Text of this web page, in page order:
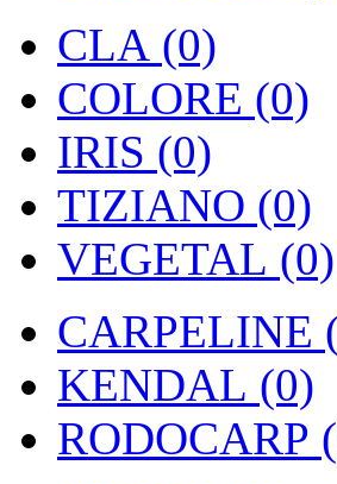
CLA (0)
COLORE (0)
IRIS (0)
TIZIANO (0)
VEGETAL (0)
CARPELINE
KENDAL (0)
RODOCARP